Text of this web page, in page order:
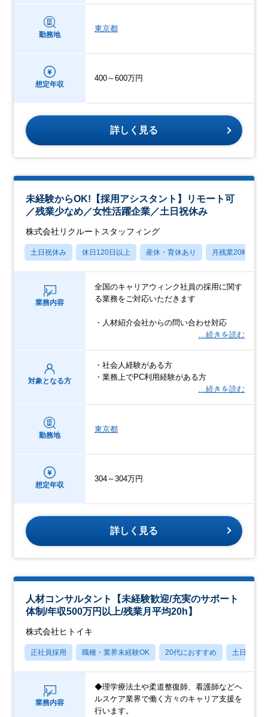
勤務地
東京都
想定年収
400～600万円
詳しく見る
未経験からOK!【採用アシスタント】リモート可
／残業少なめ／女性活躍企業／土日祝休み
株式会社リクルートスタッフィング
土日祝休み 休日120日以上 産休・育休あり 月残業20時間以
業務内容
全国のキャリアウィンク社員の採用に関す
る業務をご対応いただきます
・人材紹介会社からの問い合わせ対応
…続きを読む
対象となる方
・社会人経験がある方
・業務上でPC利用経験がある方
…続きを読む
勤務地
東京都
想定年収
304～304万円
詳しく見る
人材コンサルタント【未経験歓迎/充実のサポート
体制/年収500万円以上/残業月平均20h】
株式会社ヒトイキ
正社員採用 職種・業界未経験OK 20代におすすめ 土日祝休み
業務内容
◆理学療法土や柔道整復師、看護師などヘ
ルスケア業界で働く方々のキャリア支援を
行います。